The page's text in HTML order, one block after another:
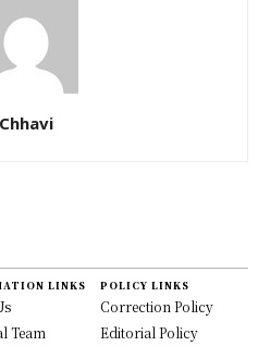
Chhavi
LINKS
Team
POLICY LINKS
Correction Policy
Editorial Policy